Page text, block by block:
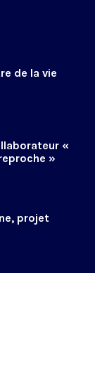
de la vie
«
»
projet